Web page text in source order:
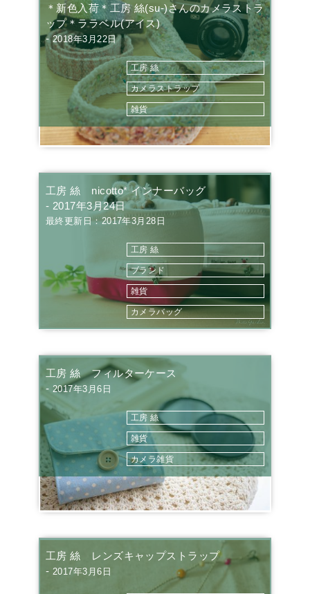
＊新色入荷＊工房 絲(su-)さんのカメラストラ
ップ＊ララベル(アイス)
-2018年3月22日
工房 絲
カメラストラップ
雑貨
工房 絲 nicotto* インナーバッグ
- 2017年3月24日
最終更新日：2017年3月28日
工房 絲
ブランド
雑貨
カメラバッグ
工房 絲 フィルターケース
- 2017年3月6日
工房 絲
雑貨
カメラ雑貨
工房 絲 レンズキャップストラップ
- 2017年3月6日